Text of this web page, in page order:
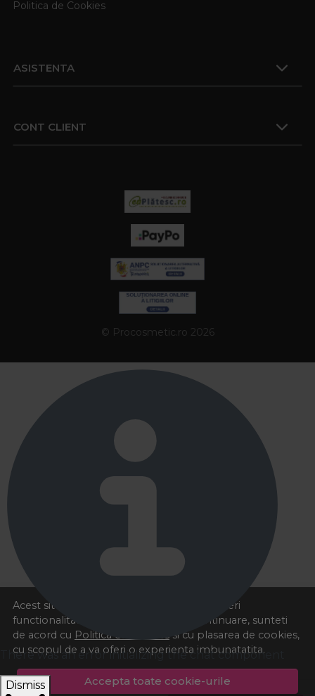
Acest site foloseste cookies pentru a va oferi
functionalitatea dorita. Navigand in continuare, sunteti
de acord cu Politica de cookies si cu plasarea de cookies,
cu scopul de a va oferi o experienta imbunatatita.
Accepta toate cookie-urile
Politica de Cookies
ASISTENTA
CONT CLIENT
© Procosmetic.ro 2026
There was an error initializing the chat component
Dismiss